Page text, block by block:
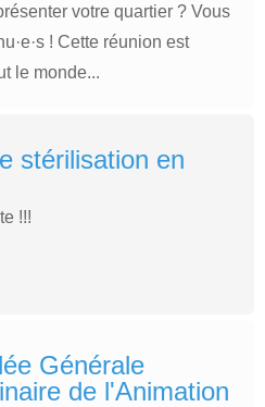
votre quartier ? Vous
! Cette réunion est
le monde...
stérilisation en
!!!
Générale
de l'Animation